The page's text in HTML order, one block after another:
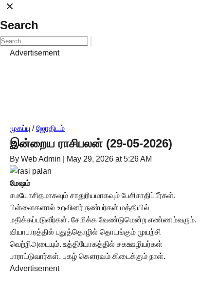
Search
Advertisement
முகப்பு / ஜோதிடம்
இன்றைய ராசிபலன் (29-05-2026)
By Web Admin May 29, 2026 at 5:26 AM
மேஷம்
சமயோசிதமாகவும் சாதுரியமாகவும் பேசிசாதிப்பீர்கள்.
பிள்ளைகளால் உறவினர் நண்பர்கள் மத்தியில்
மதிக்கப்படுவீர்கள். சேமிக்க வேண்டுமென்ற எண்ணம்வரும்.
வியாபாரத்தில் புதுத்தொழில் தொடங்கும் முயற்சி
வெற்றிஅடையும். உத்தியோகத்தில் சகஊழியர்கள்
பாராட்டுவார்கள். புகழ் கௌரவம் கிடைக்கும் நாள்.
Advertisement